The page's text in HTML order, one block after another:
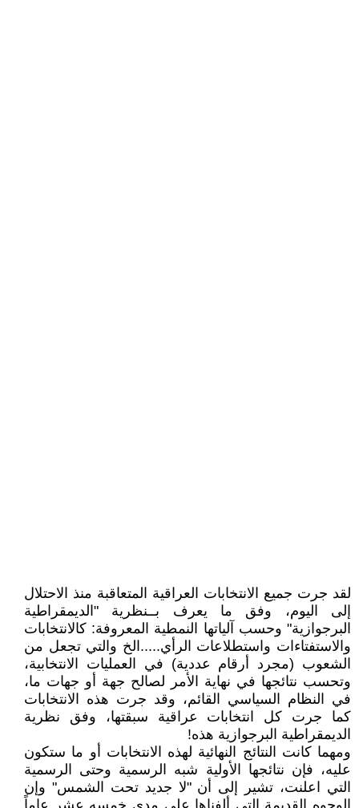
لقد جرت جميع الانتخابات العراقية المتعاقبة منذ الاحتلال
إلى اليوم، وفق ما يعرف بــنظرية "الديمقراطية
البرجوازية" وحسب آلياتها النمطية المعروفة: كالانتخابات
والاستفتاءات واستطلاعات الرأي.....الخ والتي تجعل من
الشعوب (مجرد أرقام عددية) في العمليات الانتخابية،
وتحسب نتائجها في نهاية الأمر لصالح جهة أو جهات ما،
في النظام السياسي القائم، وقد جرت هذه الانتخابات
كما جرت كل انتخابات عراقية سبقتها، وفق نظرية
الديمقراطية البرجوازية هذه!
ومهما كانت النتائج النهائية لهذه الانتخابات أو ما ستكون
عليه، فإن نتائجها الأولية شبه الرسمية وحتى الرسمية
التي اعلنت، تشير إلى أن "لا جديد تحت الشمس" وإن